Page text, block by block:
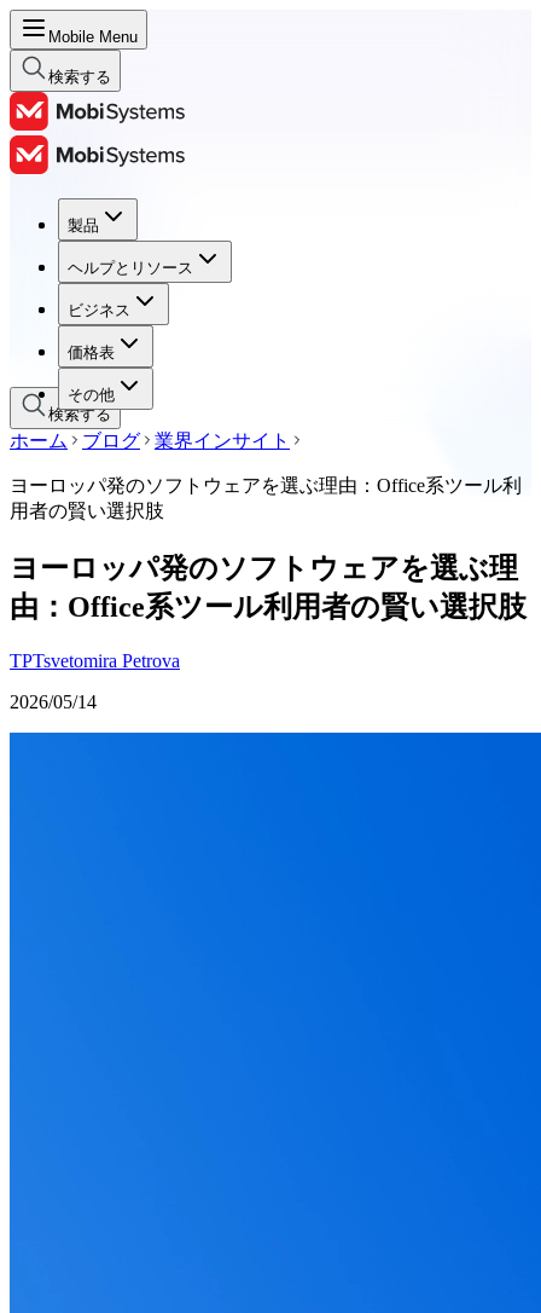
Mobile Menu
検索する
製品
ヘルプとリソース
ビジネス
価格表
その他
製品
ヘルプとリソース
ビジネス
価格表
検索する
ホーム ブログ 業界インサイト
ヨーロッパ発のソフトウェアを選ぶ理由：Office系ツール利
用者の賢い選択肢
ヨーロッパ発のソフトウェアを選ぶ理
由：Office系ツール利用者の賢い選択肢
TPTsvetomira Petrova
2026/05/14